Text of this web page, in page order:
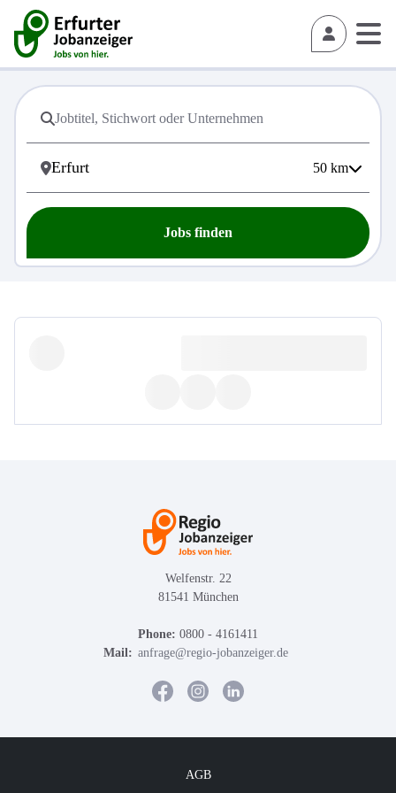
50 km
Jobs finden
Welfenstr. 22
81541 München
Phone: 0800 - 4161411
Mail: anfrage@regio-jobanzeiger.de
AGB